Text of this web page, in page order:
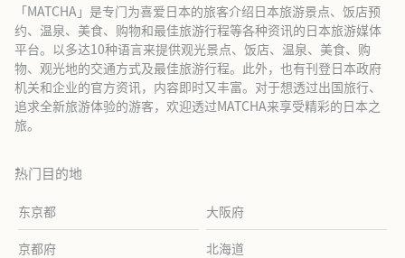
「MATCHA」是专门为喜爱日本的旅客介绍日本旅游景点、饭店预
约、温泉、美食、购物和最佳旅游行程等各种资讯的日本旅游媒体
平台。以多达10种语言来提供观光景点、饭店、温泉、美食、购
物、观光地的交通方式及最佳旅游行程。此外，也有刊登日本政府
机关和企业的官方资讯，内容即时又丰富。对于想透过出国旅行、
追求全新旅游体验的游客，欢迎透过MATCHA来享受精彩的日本之
旅。
热门目的地
东京都 大阪府
京都府 北海道